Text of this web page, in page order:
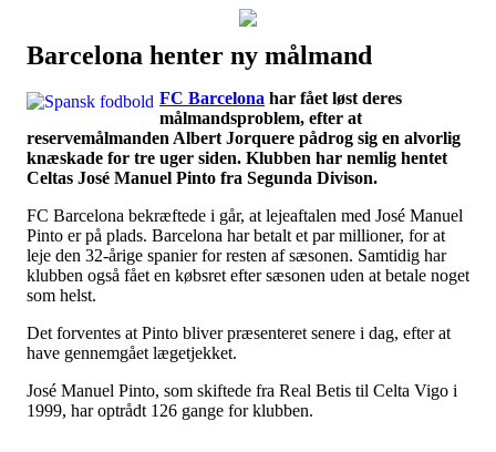
Наши партнеры
лучшие займы
Barcelona henter ny målmand
FC Barcelona har fået løst deres
målmandsproblem, efter at
reservemålmanden Albert Jorquere pådrog sig en alvorlig
knæskade for tre uger siden. Klubben har nemlig hentet
Celtas José Manuel Pinto fra Segunda Divison.
FC Barcelona bekræftede i går, at lejeaftalen med José Manuel
Pinto er på plads. Barcelona har betalt et par millioner, for at
leje den 32-årige spanier for resten af sæsonen. Samtidig har
klubben også fået en købsret efter sæsonen uden at betale noget
som helst.
Det forventes at Pinto bliver præsenteret senere i dag, efter at
have gennemgået lægetjekket.
José Manuel Pinto, som skiftede fra Real Betis til Celta Vigo i
1999, har optrådt 126 gange for klubben.